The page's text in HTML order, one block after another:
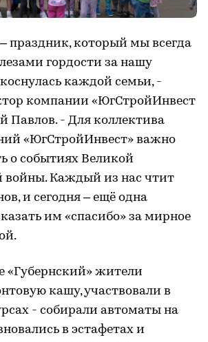
праздник, который мы всегда
гордости за нашу
каждой семьи, -
компании «ЮгСтройИнвест
Павлов. - Для коллектива
«ЮгСтройИнвест» важно
о событиях Великой
войны. Каждый из нас чтит
и сегодня – ещё одна
им «спасибо» за мирное
«Губернский» жители
кашу, участвовали в
- собирали автоматы на
в эстафетах и